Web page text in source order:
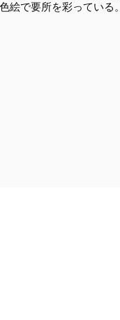
絵で要所を彩っている。